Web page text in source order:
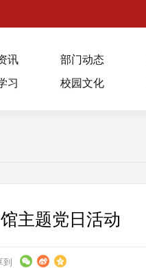
讯 部门动态
习 校园文化
主题党日活动
到